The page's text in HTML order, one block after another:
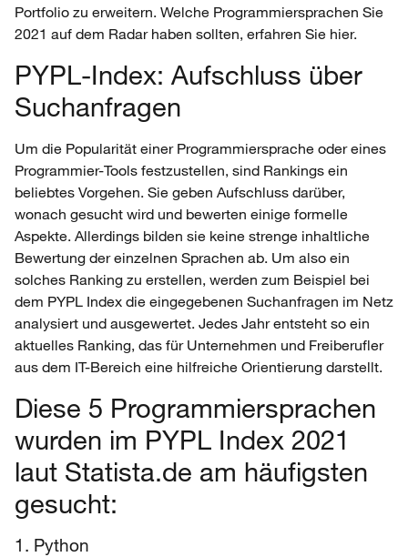
Portfolio zu erweitern. Welche Programmiersprachen Sie
2021 auf dem Radar haben sollten, erfahren Sie hier.
PYPL-Index: Aufschluss über
Suchanfragen
Um die Popularität einer Programmiersprache oder eines
Programmier-Tools festzustellen, sind Rankings ein
beliebtes Vorgehen. Sie geben Aufschluss darüber,
wonach gesucht wird und bewerten einige formelle
Aspekte. Allerdings bilden sie keine strenge inhaltliche
Bewertung der einzelnen Sprachen ab. Um also ein
solches Ranking zu erstellen, werden zum Beispiel bei
dem PYPL Index die eingegebenen Suchanfragen im Netz
analysiert und ausgewertet. Jedes Jahr entsteht so ein
aktuelles Ranking, das für Unternehmen und Freiberufler
aus dem IT-Bereich eine hilfreiche Orientierung darstellt.
Diese 5 Programmiersprachen
wurden im PYPL Index 2021
laut Statista.de am häufigsten
gesucht:
1. Python